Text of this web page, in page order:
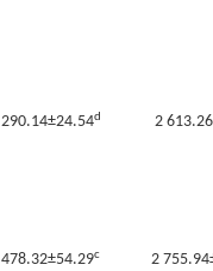
290.14±24.54d 2
478.32±54.29c 2